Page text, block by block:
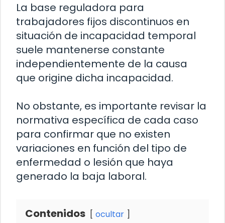
La base reguladora para
trabajadores fijos discontinuos en
situación de incapacidad temporal
suele mantenerse constante
independientemente de la causa
que origine dicha incapacidad.
No obstante, es importante revisar la
normativa específica de cada caso
para confirmar que no existen
variaciones en función del tipo de
enfermedad o lesión que haya
generado la baja laboral.
Contenidos ocultar